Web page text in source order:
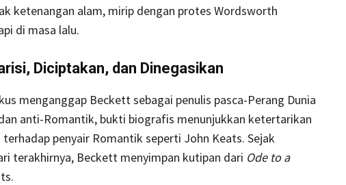
ketenangan alam, mirip dengan protes Wordsworth
di masa lalu.
Diciptakan, dan Dinegasikan
menganggap Beckett sebagai penulis pasca-Perang Dunia
anti-Romantik, bukti biografis menunjukkan ketertarikan
penyair Romantik seperti John Keats. Sejak
terakhirnya, Beckett menyimpan kutipan dari Ode to a